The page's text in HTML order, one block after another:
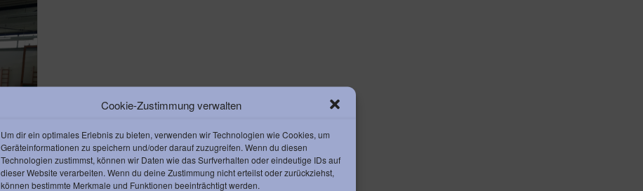
Cookie-Zustimmung verwalten
Um dir ein optimales Erlebnis zu bieten, verwenden wir Technologien wie Cookies, um
Geräteinformationen zu speichern und/oder darauf zuzugreifen. Wenn du diesen
Technologien zustimmst, können wir Daten wie das Surfverhalten oder eindeutige IDs auf
dieser Website verarbeiten. Wenn du deine Zustimmung nicht erteilst oder zurückziehst,
können bestimmte Merkmale und Funktionen beeinträchtigt werden.